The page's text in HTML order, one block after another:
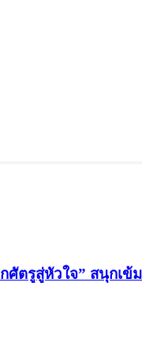
ตรูสู่หัวใจ” สนุกเข้